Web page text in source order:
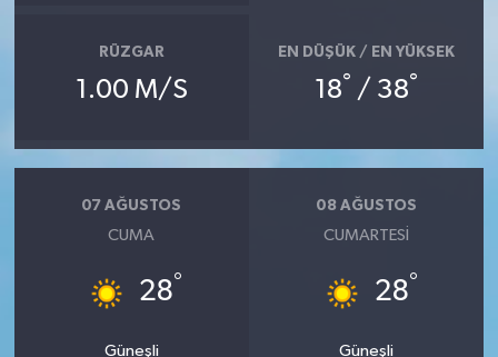
RÜZGAR
1.00 M/S
EN DÜŞÜK / EN YÜKSEK
18° / 38°
07 AĞUSTOS
CUMA
28°
Güneşli
08 AĞUSTOS
CUMARTESI
28°
Güneşli